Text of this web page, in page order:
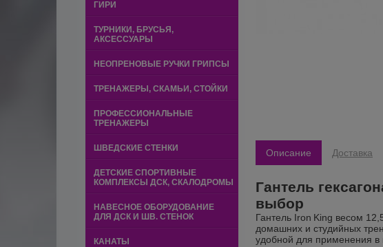
ГИРИ
ТУРНИКИ, БРУСЬЯ,
АКСЕССУАРЫ
НЕОПРЕНОВЫЕ РУЧКИ ГРИПСЫ
ТРЕНАЖЕРЫ, СКАМЬИ, СТОЙКИ
ПРОФЕССИОНАЛЬНЫЕ
ТРЕНАЖЕРЫ
ШВЕДСКИЕ СТЕНКИ
ДЕТСКИЕ СПОРТИВНЫЕ
КОМПЛЕКСЫ ДСК, СКАЛОДРОМЫ
НАВЕСНОЕ ОБОРУДОВАНИЕ
ДЛЯ ДСК И ШВ. СТЕНОК
КАНАТЫ
Описание Доставка
Гантель
выбор
Гантель Iron King весом
домашних и студийных
удобной для применения